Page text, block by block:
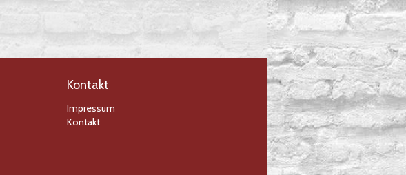
Kontakt
Impressum
Kontakt